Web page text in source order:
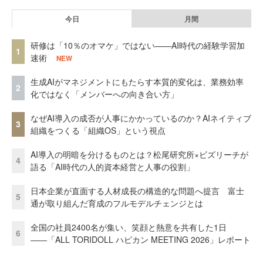
今日 月間
1
研修は「10％のオマケ」ではない——AI時代の経験学習加
速術
NEW
2
生成AIがマネジメントにもたらす本質的変化は、業務効率
化ではなく「メンバーへの向き合い方」
3
なぜAI導入の成否が人事にかかっているのか？AIネイティブ
組織をつくる「組織OS」という視点
4
AI導入の明暗を分けるものとは？松尾研究所×ビズリーチが
語る「AI時代の人的資本経営と人事の役割」
5
日本企業が直面する人材成長の構造的な問題へ提言 富士
通が取り組んだ育成のフルモデルチェンジとは
6
全国の社員2400名が集い、笑顔と熱意を共有した1日
――「ALL TORIDOLL ハピカン MEETING 2026」レポート